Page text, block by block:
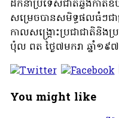
ដឹកនាំប្រទេសជាតិឆ្លងកាត់
សម្រេចបានសមិទ្ធផលធំៗជា
កាលសង្រ្គោះប្រជាជាតិនិ
ប៉ុល ពត ថ្ងៃ៧មករា ឆ្នាំ១៩
You might like